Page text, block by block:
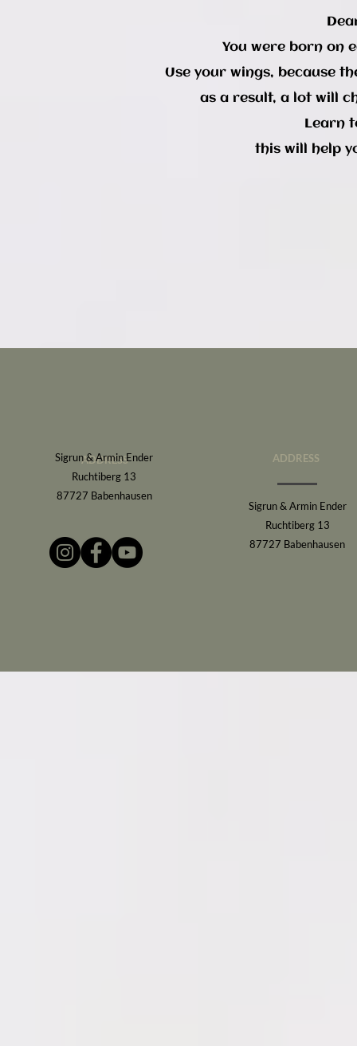
You were born on
Use your wings, because
as a result, a lot will
Learn
this will help
ADDRESS
Sigrun & Armin Ender
Ruchtiberg 13
87727 Babenhausen
ADDRESS
Sigrun & Armin Ender
Ruchtiberg 13
87727 Babenhausen